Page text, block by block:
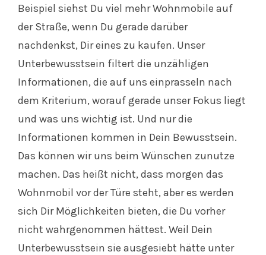
Beispiel siehst Du viel mehr Wohnmobile auf
der Straße, wenn Du gerade darüber
nachdenkst, Dir eines zu kaufen. Unser
Unterbewusstsein filtert die unzähligen
Informationen, die auf uns einprasseln nach
dem Kriterium, worauf gerade unser Fokus liegt
und was uns wichtig ist. Und nur die
Informationen kommen in Dein Bewusstsein.
Das können wir uns beim Wünschen zunutze
machen. Das heißt nicht, dass morgen das
Wohnmobil vor der Türe steht, aber es werden
sich Dir Möglichkeiten bieten, die Du vorher
nicht wahrgenommen hättest. Weil Dein
Unterbewusstsein sie ausgesiebt hätte unter